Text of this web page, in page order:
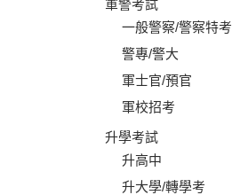
軍警考試
一般警察/警察特考
警專/警大
軍士官/預官
軍校招考
升學考試
升高中
升大學/轉學考